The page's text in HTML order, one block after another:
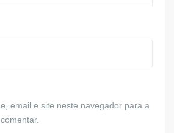
email e site neste navegador para a